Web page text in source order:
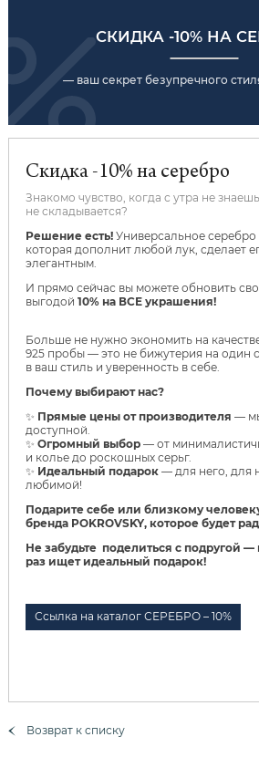
СКИДКА -10% НА
— ваш секрет безупречного
Скидка -10% на серебро
Знакомо чувство, когда с утра не
не складывается?
Решение есть! Универсальное серебро
которая дополнит любой лук, сделает
элегантным.
И прямо сейчас вы можете обновить
выгодой 10% на ВСЕ украшения!
Больше не нужно экономить на
925 пробы — это не бижутерия на один
в ваш стиль и уверенность в себе.
Почему выбирают нас?
✨ Прямые цены от производителя —
доступной.
✨ Огромный выбор — от
и колье до роскошных серьг.
✨ Идеальный подарок — для него, для
любимой!
Подарите себе или близкому
бренда POKROVSKY, которое будет
Не забудьте поделиться с подругой
раз ищет идеальный подарок!
Ссылка на каталог СЕРЕБРО – 10%
Возврат к списку